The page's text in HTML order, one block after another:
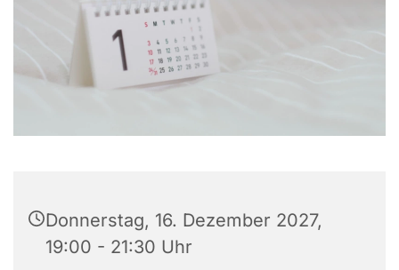
Donnerstag, 16. Dezember 2027,
19:00 - 21:30 Uhr